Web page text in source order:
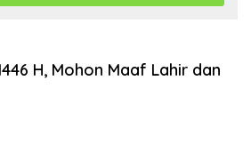
H, Mohon Maaf Lahir dan